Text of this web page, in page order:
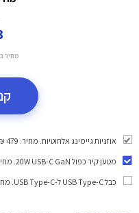
מחיר
אוזניות גיימינג אלחוטיות. מחיר: 479 ₪.
מטען קיר כפול 20W USB-C GaN
. מחיר: 34 ₪
כבל USB Type-C ל-USB Type-C
. מחיר: 27 ₪